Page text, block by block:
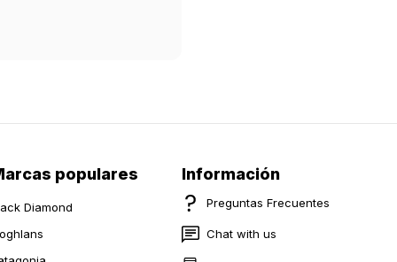
populares
Diamond
Información
Preguntas Frecuentes
Chat with us